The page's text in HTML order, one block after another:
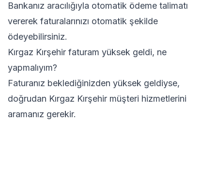
Bankanız aracılığıyla otomatik ödeme talimatı
vererek faturalarınızı otomatik şekilde
ödeyebilirsiniz.
Kırgaz Kırşehir faturam yüksek geldi, ne
yapmalıyım?
Faturanız beklediğinizden yüksek geldiyse,
doğrudan Kırgaz Kırşehir müşteri hizmetlerini
aramanız gerekir.